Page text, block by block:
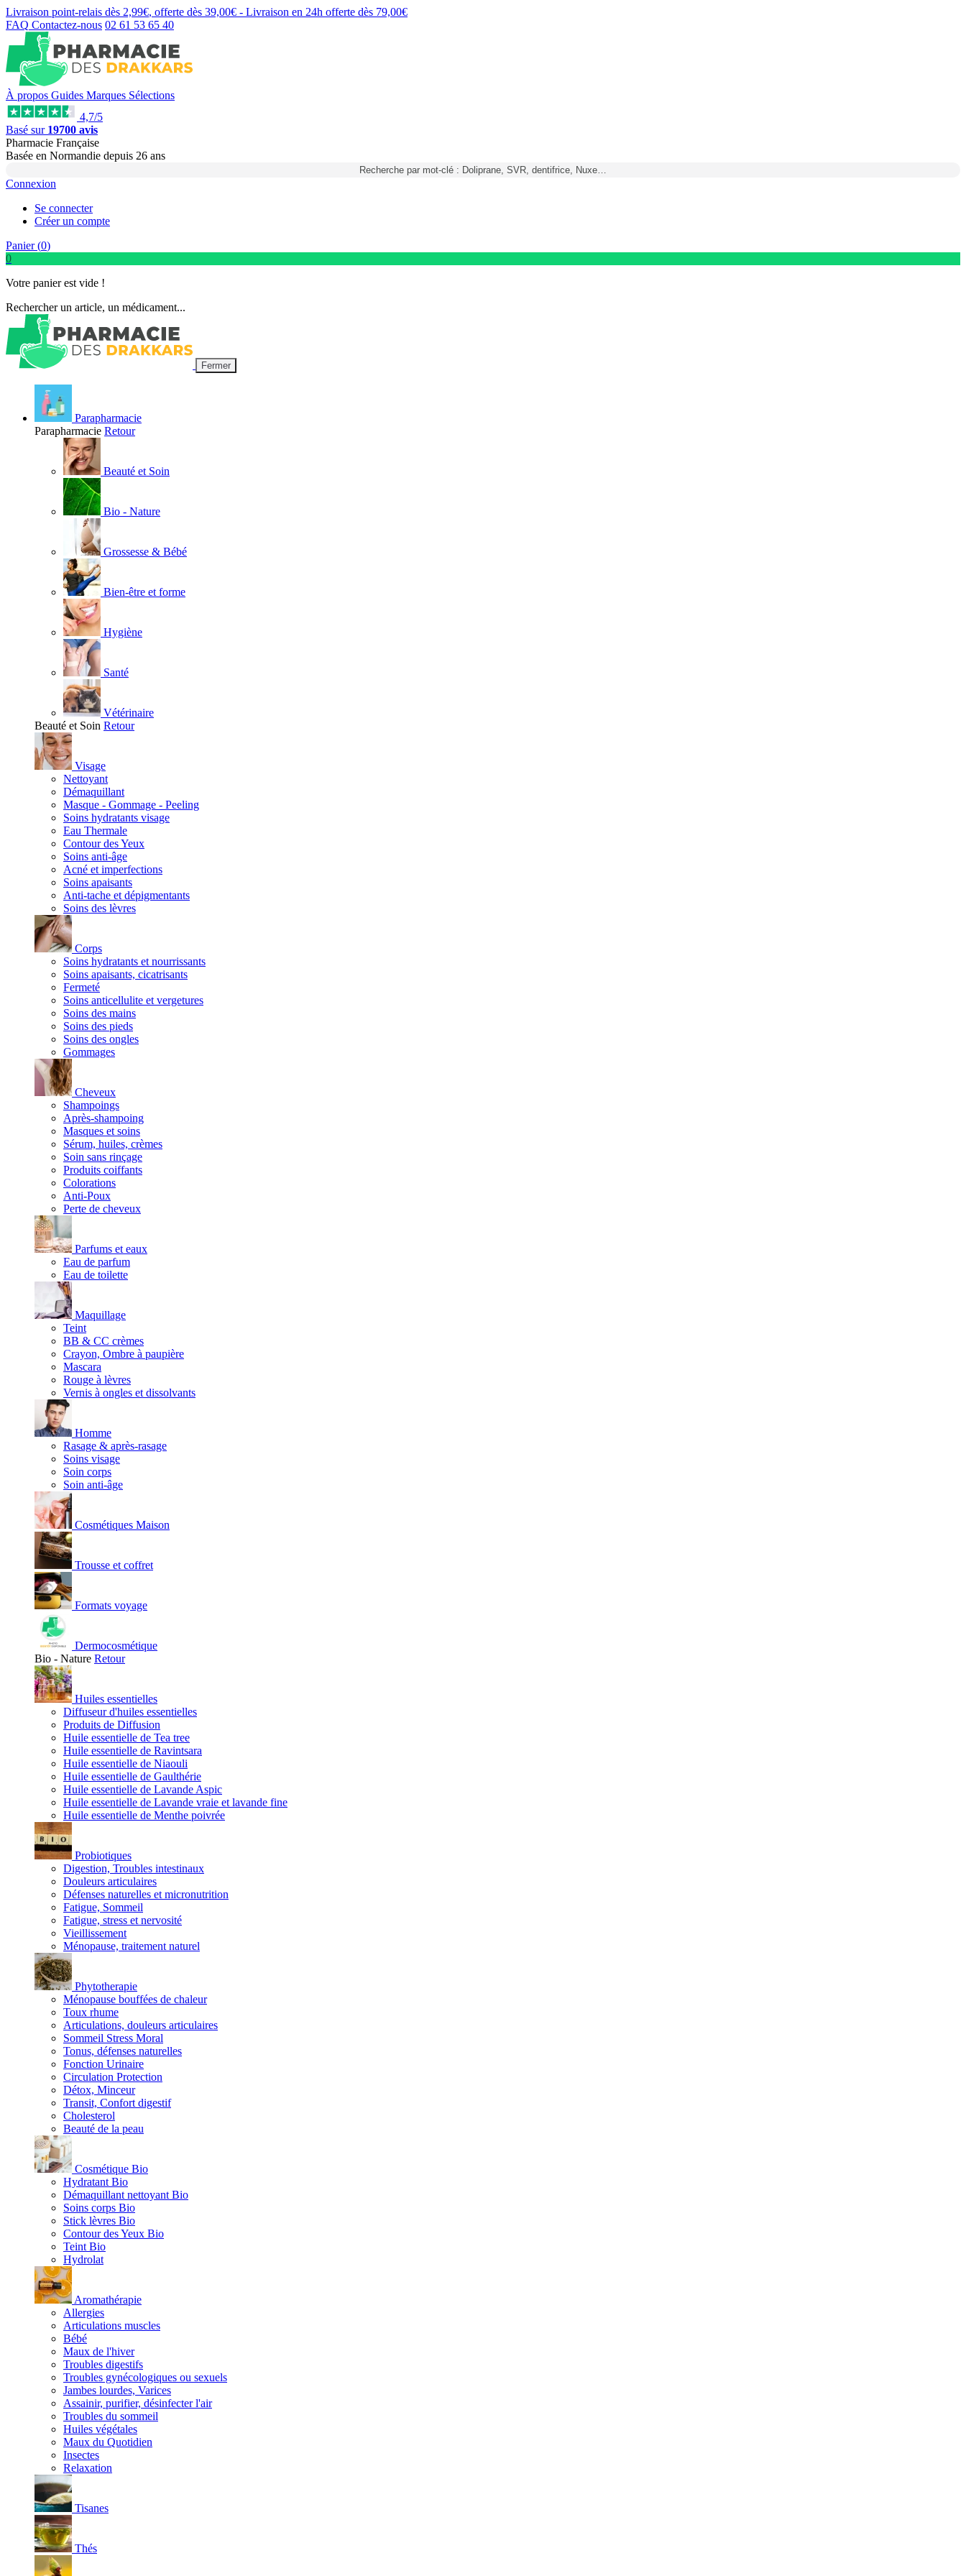
Livraison point-relais dès 2,99€, offerte dès 39,00€ - Livraison en 24h offerte dès 79,00€
FAQ Contactez-nous 02 61 53 65 40
À propos Guides Marques Sélections
4,7/5
Basé sur 19700 avis
Pharmacie Française
Basée en Normandie depuis 26 ans
Recherche par mot-clé : Doliprane, SVR, dentifrice, Nuxe…
Connexion
Se connecter
Créer un compte
Panier (0)
0
Votre panier est vide !
Rechercher un article, un médicament...
Fermer
Parapharmacie
Parapharmacie Retour
Beauté et Soin
Bio - Nature
Grossesse & Bébé
Bien-être et forme
Hygiène
Santé
Vétérinaire
Beauté et Soin Retour
Visage
Nettoyant
Démaquillant
Masque - Gommage - Peeling
Soins hydratants visage
Eau Thermale
Contour des Yeux
Soins anti-âge
Acné et imperfections
Soins apaisants
Anti-tache et dépigmentants
Soins des lèvres
Corps
Soins hydratants et nourrissants
Soins apaisants, cicatrisants
Fermeté
Soins anticellulite et vergetures
Soins des mains
Soins des pieds
Soins des ongles
Gommages
Cheveux
Shampoings
Après-shampoing
Masques et soins
Sérum, huiles, crèmes
Soin sans rinçage
Produits coiffants
Colorations
Anti-Poux
Perte de cheveux
Parfums et eaux
Eau de parfum
Eau de toilette
Maquillage
Teint
BB & CC crèmes
Crayon, Ombre à paupière
Mascara
Rouge à lèvres
Vernis à ongles et dissolvants
Homme
Rasage & après-rasage
Soins visage
Soin corps
Soin anti-âge
Cosmétiques Maison
Trousse et coffret
Formats voyage
Dermocosmétique
Bio - Nature Retour
Huiles essentielles
Diffuseur d'huiles essentielles
Produits de Diffusion
Huile essentielle de Tea tree
Huile essentielle de Ravintsara
Huile essentielle de Niaouli
Huile essentielle de Gaulthérie
Huile essentielle de Lavande Aspic
Huile essentielle de Lavande vraie et lavande fine
Huile essentielle de Menthe poivrée
Probiotiques
Digestion, Troubles intestinaux
Douleurs articulaires
Défenses naturelles et micronutrition
Fatigue, Sommeil
Fatigue, stress et nervosité
Vieillissement
Ménopause, traitement naturel
Phytotherapie
Ménopause bouffées de chaleur
Toux rhume
Articulations, douleurs articulaires
Sommeil Stress Moral
Tonus, défenses naturelles
Fonction Urinaire
Circulation Protection
Détox, Minceur
Transit, Confort digestif
Cholesterol
Beauté de la peau
Cosmétique Bio
Hydratant Bio
Démaquillant nettoyant Bio
Soins corps Bio
Stick lèvres Bio
Contour des Yeux Bio
Teint Bio
Hydrolat
Aromathérapie
Allergies
Articulations muscles
Bébé
Maux de l'hiver
Troubles digestifs
Troubles gynécologiques ou sexuels
Jambes lourdes, Varices
Assainir, purifier, désinfecter l'air
Troubles du sommeil
Huiles végétales
Maux du Quotidien
Insectes
Relaxation
Tisanes
Thés